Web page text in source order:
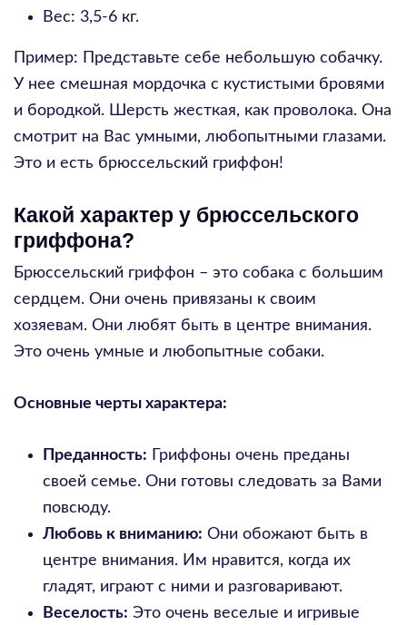
Вес: 3,5-6 кг.
Пример: Представьте себе небольшую собачку.
У нее смешная мордочка с кустистыми бровями
и бородкой. Шерсть жесткая, как проволока. Она
смотрит на Вас умными, любопытными глазами.
Это и есть брюссельский гриффон!
Какой характер у брюссельского
гриффона?
Брюссельский гриффон – это собака с большим
сердцем. Они очень привязаны к своим
хозяевам. Они любят быть в центре внимания.
Это очень умные и любопытные собаки.
Основные черты характера:
Преданность: Гриффоны очень преданы
своей семье. Они готовы следовать за Вами
повсюду.
Любовь к вниманию: Они обожают быть в
центре внимания. Им нравится, когда их
гладят, играют с ними и разговаривают.
Веселость: Это очень веселые и игривые